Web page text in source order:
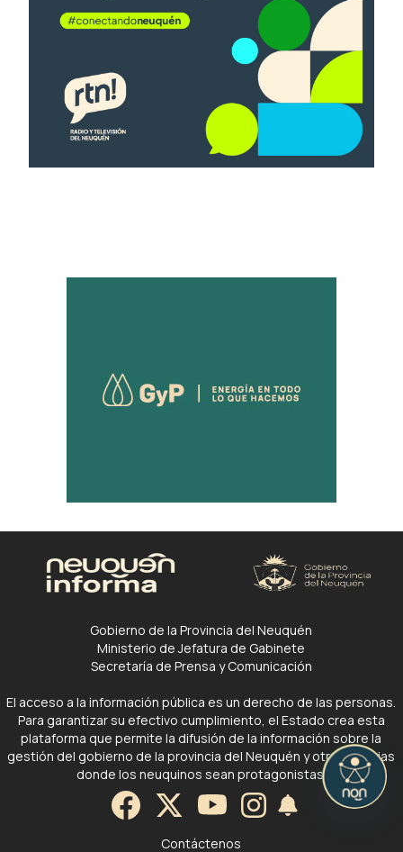
Gobierno de la Provincia del Neuquén
Ministerio de Jefatura de Gabinete
Secretaría de Prensa y Comunicación
El acceso a la información pública es un derecho de las personas.
Para garantizar su efectivo cumplimiento, el Estado crea esta
plataforma que permite la difusión de la información sobre la
gestión del gobierno de la provincia del Neuquén y otras noticias
donde los neuquinos sean protagonistas.
Contáctenos